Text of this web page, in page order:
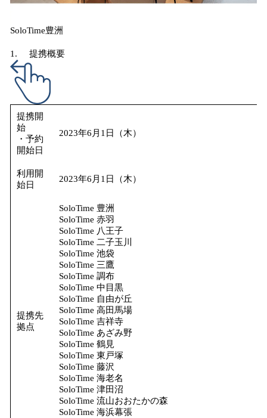
SoloTime豊洲
1. 提携概要
提携開
始
・予約
開始日
2023年6月1日（木）
利用開
始日
2023年6月1日（木）
提携先
拠点
SoloTime 豊洲
SoloTime 赤羽
SoloTime 八王子
SoloTime 二子玉川
SoloTime 池袋
SoloTime 三鷹
SoloTime 調布
SoloTime 中目黒
SoloTime 自由が丘
SoloTime 高田馬場
SoloTime 吉祥寺
SoloTime あざみ野
SoloTime 鶴見
SoloTime 東戸塚
SoloTime 藤沢
SoloTime 海老名
SoloTime 津田沼
SoloTime 流山おおたかの森
SoloTime 海浜幕張